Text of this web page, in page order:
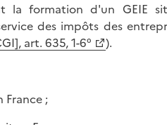
la formation d'un GEIE
des impôts des
art. 635, 1-6°
).
France ;